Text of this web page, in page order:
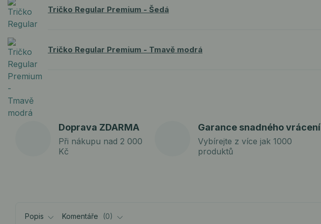
Tričko Regular Premium - Šedá
Tričko Regular Premium - Tmavě modrá
Doprava ZDARMA
Při nákupu nad 2 000
Kč
Garance snadného vrácení
Vybírejte z více jak 1000
produktů
Popis Komentáře 0